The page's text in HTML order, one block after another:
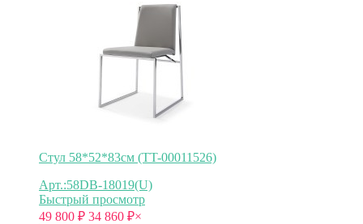
Стул 58*52*83см (TT-00011526)
Арт.:58DB-18019(U)
Быстрый просмотр
49 800 ₽ 34 860 ₽×